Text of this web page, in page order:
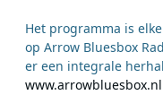
Het programma is
op Arrow Bluesbox
er een integrale
www.arrowbluesbox.nl